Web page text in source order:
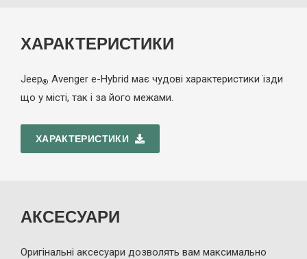
ХАРАКТЕРИСТИКИ
Jeep® Avenger e-Hybrid має чудові характеристики їзди
що у місті, так і за його межами.
ХАРАКТЕРИСТИКИ
АКСЕСУАРИ
Оригінальні аксесуари дозволять вам максимально